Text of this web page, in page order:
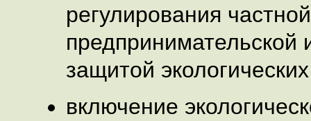
регулирования частной
предпринимательской
защитой
включение